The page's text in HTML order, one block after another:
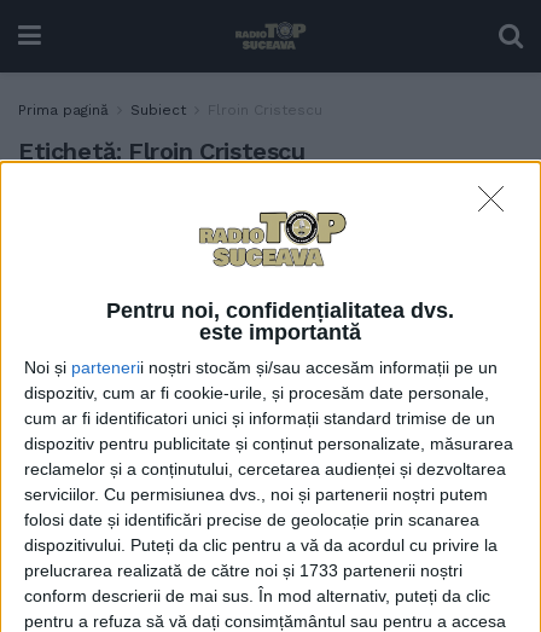
Pentru noi, confidențialitatea dvs.
este importantă
Noi și partenerii noștri stocăm și/sau accesăm informații pe un
dispozitiv, cum ar fi cookie-urile, și procesăm date personale,
cum ar fi identificatori unici și informații standard trimise de un
dispozitiv pentru publicitate și conținut personalizate, măsurarea
reclamelor și a conținutului, cercetarea audienței și dezvoltarea
serviciilor. Cu permisiunea dvs., noi și partenerii noștri putem
folosi date și identificări precise de geolocație prin scanarea
dispozitivului. Puteți da clic pentru a vă da acordul cu privire la
prelucrarea realizată de către noi și 1733 partenerii noștri
conform descrierii de mai sus. În mod alternativ, puteți da clic
pentru a refuza să vă dați consimțământul sau pentru a accesa
Prima pagină Subiect Flroin Cristescu
Etichetă: Flroin Cristescu
Ovidiu Murariu, despre el și
colegii săi antrenori la LPS
Suceava: Avem atît copii, cît
demonstrat și am
demonstrat că putem
oricînd să facem față
rigorilor la orice nivel.
Exceptînd, să spunem, Liga
I, cu siguranță se poate miza
pe acești antrenori
29 MARTIE, 2025